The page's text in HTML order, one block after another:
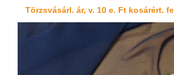
Törzsvásárl. ár, v. 10 e. Ft kosárért.